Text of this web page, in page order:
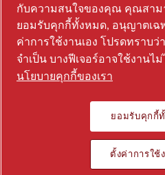
ส่วนหนึ่งของ Atlas Copco Group
ตั้งค่าการใช้งานเอง
© 2026 Copyright. All rights reserved.
กับความสนใจของคุณ คุณสาม
ยอมรับคุกกี้ทั้งหมด, อนุญาตเฉ
ค่าการใช้งานเอง โปรดทราบ
จำเป็น บางฟีเจอร์อาจใช้งานไ
นโยบายคุกกี้ของเรา
ยอมรับคุกกี้
ตั้งค่าการใช้